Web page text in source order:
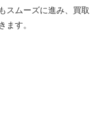
スムーズに進み、買取
ます。